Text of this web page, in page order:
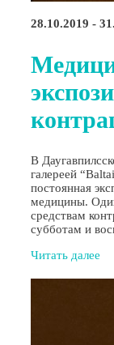
28.10.2019 -
В
галереей
постоянная
медицины.
средствам
субботам и
Читать далее